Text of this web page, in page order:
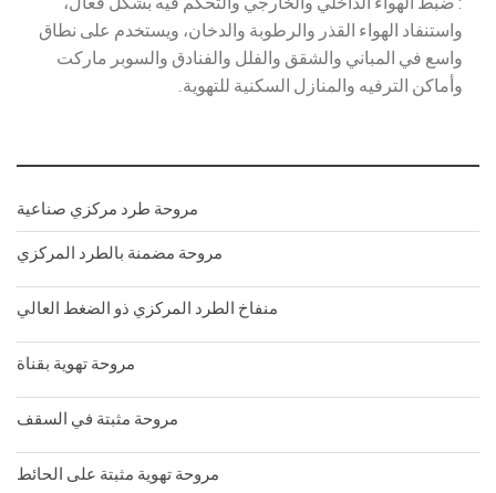
: ضبط الهواء الداخلي والخارجي والتحكم فيه بشكل فعال،
واستنفاد الهواء القذر والرطوبة والدخان، ويستخدم على نطاق
واسع في المباني والشقق والفلل والفنادق والسوبر ماركت
وأماكن الترفيه والمنازل السكنية للتهوية.
مروحة طرد مركزي صناعية
مروحة مضمنة بالطرد المركزي
منفاخ الطرد المركزي ذو الضغط العالي
مروحة تهوية بقناة
مروحة مثبتة في السقف
مروحة تهوية مثبتة على الحائط